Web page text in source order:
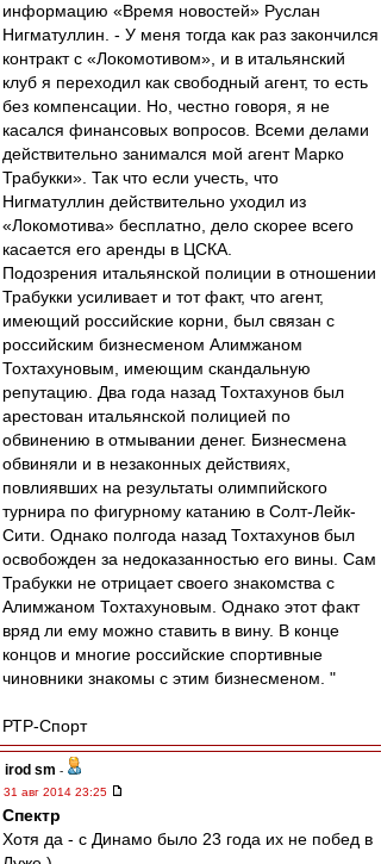
информацию «Время новостей» Руслан
Нигматуллин. - У меня тогда как раз закончился
контракт с «Локомотивом», и в итальянский
клуб я переходил как свободный агент, то есть
без компенсации. Но, честно говоря, я не
касался финансовых вопросов. Всеми делами
действительно занимался мой агент Марко
Трабукки». Так что если учесть, что
Нигматуллин действительно уходил из
«Локомотива» бесплатно, дело скорее всего
касается его аренды в ЦСКА.
Подозрения итальянской полиции в отношении
Трабукки усиливает и тот факт, что агент,
имеющий российские корни, был связан с
российским бизнесменом Алимжаном
Тохтахуновым, имеющим скандальную
репутацию. Два года назад Тохтахунов был
арестован итальянской полицией по
обвинению в отмывании денег. Бизнесмена
обвиняли и в незаконных действиях,
повлиявших на результаты олимпийского
турнира по фигурному катанию в Солт-Лейк-
Сити. Однако полгода назад Тохтахунов был
освобожден за недоказанностью его вины. Сам
Трабукки не отрицает своего знакомства с
Алимжаном Тохтахуновым. Однако этот факт
вряд ли ему можно ставить в вину. В конце
концов и многие российские спортивные
чиновники знакомы с этим бизнесменом. "
РТР-Спорт
irod sm -
31 авг 2014 23:25
Спектр
Хотя да - с Динамо было 23 года их не побед в